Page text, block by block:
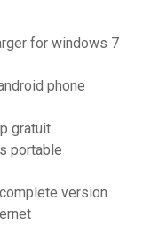
for windows 7
phone
gratuit
portable
version